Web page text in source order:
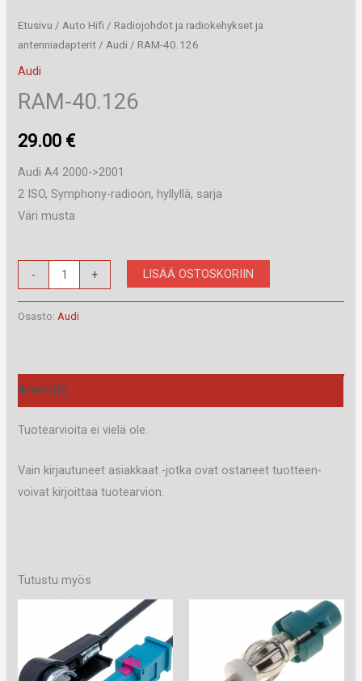
Etusivu / Auto Hifi / Radiojohdot ja radiokehykset ja
antenniadapterit / Audi / RAM-40.126
Audi
RAM-40.126
29.00 €
Audi A4 2000->2001
2 ISO, Symphony-radioon, hyllyllä, sarja
Väri musta
-
40.126
määrä
+ LISÄÄ OSTOSKORIIN
Osasto:Audi
Arviot (0)
Tuotearvioita ei vielä ole.
Vain kirjautuneet asiakkaat -jotka ovat ostaneet tuotteen-
voivat kirjoittaa tuotearvion.
Tutustu myös